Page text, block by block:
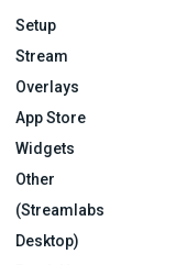
Setup
Stream
Overlays
App Store
Widgets
Other
(Streamlabs
Desktop)